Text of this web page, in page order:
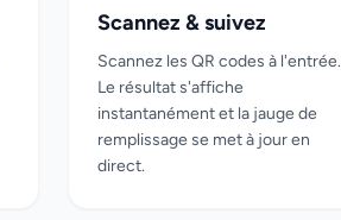
Scannez & suivez
Scannez les QR codes à l'entrée.
Le résultat s'affiche
instantanément et la jauge de
remplissage se met à jour en
direct.